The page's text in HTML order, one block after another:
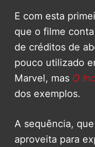
E com esta
que o filme
de créditos de
pouco utilizado
Marvel, mas O
dos exemplos.
A sequência,
aproveita para